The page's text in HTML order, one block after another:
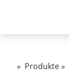
» Produkte»